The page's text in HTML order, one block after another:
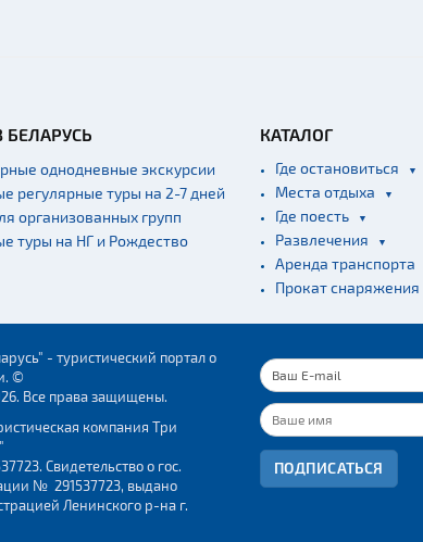
БЕЛАРУСЬ
однодневные экскурсии
регулярные туры на 2-7 дней
организованных групп
туры на НГ и Рождество
КАТАЛОГ
Где остановиться
Места отдыха
Где поесть
Развлечения
Аренда транспорта
Прокат снаряжения
- туристический портал о
©
Все права защищены.
компания Три
Свидетельство о гос.
№ 291537723, выдано
Ленинского р-на г.
ПОДПИСАТЬСЯ